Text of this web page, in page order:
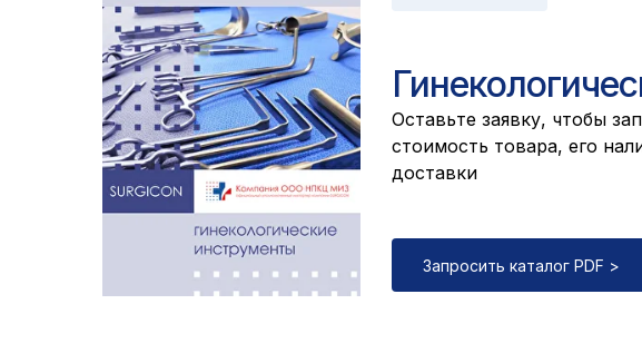
Оставьте заявку, чтобы
cтоимость товара, его
доставки
Запросить каталог PDF >